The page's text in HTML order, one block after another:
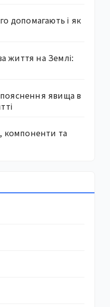
допомагають і як
життя на Землі:
явища в
компоненти та